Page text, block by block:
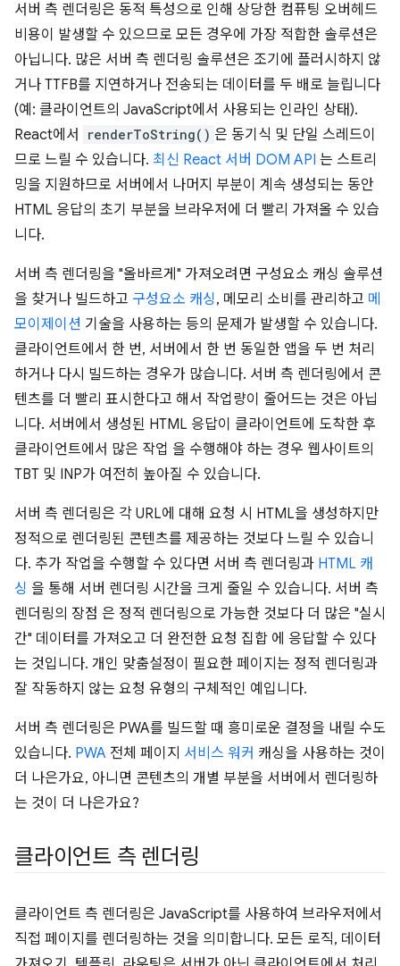
서버 측 렌더링은 동적 특성으로 인해 상당한 컴퓨팅 오버헤드
비용이 발생할 수 있으므로 모든 경우에 가장 적합한 솔루션은
아닙니다. 많은 서버 측 렌더링 솔루션은 조기에 플러시하지 않
거나 TTFB를 지연하거나 전송되는 데이터를 두 배로 늘립니다
(예: 클라이언트의 JavaScript에서 사용되는 인라인 상태).
React에서
renderToString() 은 동기식 및 단일 스레드이
므로 느릴 수 있습니다. 최신 React 서버 DOM API 는 스트리
밍을 지원하므로 서버에서 나머지 부분이 계속 생성되는 동안
HTML 응답의 초기 부분을 브라우저에 더 빨리 가져올 수 있습
니다.
서버 측 렌더링을 "올바르게" 가져오려면 구성요소 캐싱 솔루션
을 찾거나 빌드하고 구성요소 캐싱, 메모리 소비를 관리하고 메
모이제이션 기술을 사용하는 등의 문제가 발생할 수 있습니다.
클라이언트에서 한 번, 서버에서 한 번 동일한 앱을 두 번 처리
하거나 다시 빌드하는 경우가 많습니다. 서버 측 렌더링에서 콘
텐츠를 더 빨리 표시한다고 해서 작업량이 줄어드는 것은 아닙
니다. 서버에서 생성된 HTML 응답이 클라이언트에 도착한 후
클라이언트에서 많은 작업 을 수행해야 하는 경우 웹사이트의
TBT 및 INP가 여전히 높아질 수 있습니다.
서버 측 렌더링은 각 URL에 대해 요청 시 HTML을 생성하지만
정적으로 렌더링된 콘텐츠를 제공하는 것보다 느릴 수 있습니
다. 추가 작업을 수행할 수 있다면 서버 측 렌더링과 HTML 캐
싱 을 통해 서버 렌더링 시간을 크게 줄일 수 있습니다. 서버 측
렌더링의 장점 은 정적 렌더링으로 가능한 것보다 더 많은 "실시
간" 데이터를 가져오고 더 완전한 요청 집합 에 응답할 수 있다
는 것입니다. 개인 맞춤설정이 필요한 페이지는 정적 렌더링과
잘 작동하지 않는 요청 유형의 구체적인 예입니다.
서버 측 렌더링은 PWA를 빌드할 때 흥미로운 결정을 내릴 수도
있습니다. PWA 전체 페이지 서비스 워커 캐싱을 사용하는 것이
더 나은가요, 아니면 콘텐츠의 개별 부분을 서버에서 렌더링하
는 것이 더 나은가요?
클라이언트 측 렌더링
클라이언트 측 렌더링은 JavaScript를 사용하여 브라우저에서
직접 페이지를 렌더링하는 것을 의미합니다. 모든 로직, 데이터